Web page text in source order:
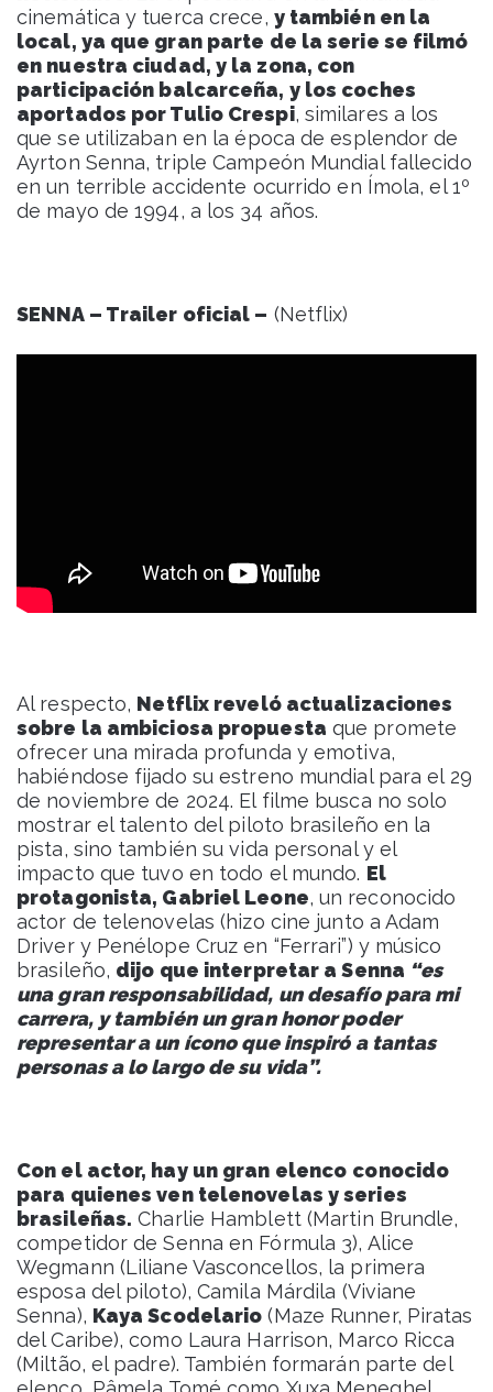
cinemática y tuerca crece, y también en la
local, ya que gran parte de la serie se filmó
en nuestra ciudad, y la zona, con
participación balcarceña, y los coches
aportados por Tulio Crespi, similares a los
que se utilizaban en la época de esplendor de
Ayrton Senna, triple Campeón Mundial fallecido
en un terrible accidente ocurrido en Ímola, el 1º
de mayo de 1994, a los 34 años.
SENNA – Trailer oficial – (Netflix)
Al respecto, Netflix reveló actualizaciones
sobre la ambiciosa propuesta que promete
ofrecer una mirada profunda y emotiva,
habiéndose fijado su estreno mundial para el 29
de noviembre de 2024. El filme busca no solo
mostrar el talento del piloto brasileño en la
pista, sino también su vida personal y el
impacto que tuvo en todo el mundo. El
protagonista, Gabriel Leone, un reconocido
actor de telenovelas (hizo cine junto a Adam
Driver y Penélope Cruz en “Ferrari”) y músico
brasileño, dijo que interpretar a Senna “es
una gran responsabilidad, un desafío para mi
carrera, y también un gran honor poder
representar a un ícono que inspiró a tantas
personas a lo largo de su vida”.
Con el actor, hay un gran elenco conocido
para quienes ven telenovelas y series
brasileñas. Charlie Hamblett (Martin Brundle,
competidor de Senna en Fórmula 3), Alice
Wegmann (Liliane Vasconcellos, la primera
esposa del piloto), Camila Márdila (Viviane
Senna), Kaya Scodelario (Maze Runner, Piratas
del Caribe), como Laura Harrison, Marco Ricca
(Miltão, el padre). También formarán parte del